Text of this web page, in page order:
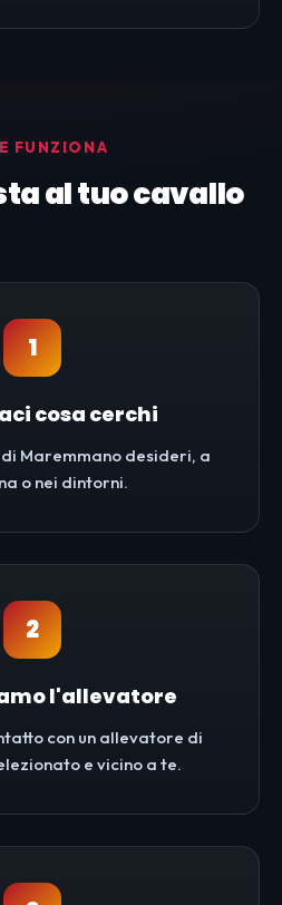
FUNZIONA
al tuo cavallo
1
cosa cerchi
Maremmano desideri, a
o nei dintorni.
2
l'allevatore
con un allevatore di
e vicino a te.